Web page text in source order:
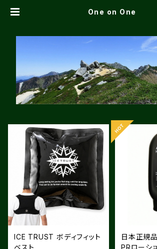
One on One
ICE TRUST ボディフィット
ベスト
日本正規
PRローシ